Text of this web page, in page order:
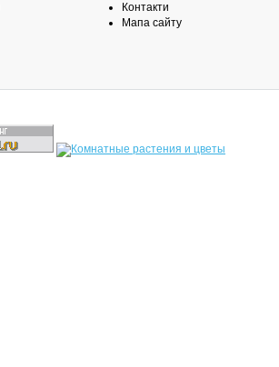
Контакти
Мапа сайту